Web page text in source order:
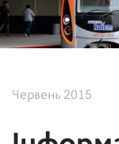
Червень 2015